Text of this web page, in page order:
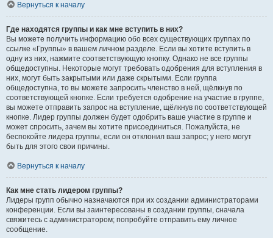
Вернуться к началу
Где находятся группы и как мне вступить в них?
Вы можете получить информацию обо всех существующих группах по
ссылке «Группы» в вашем личном разделе. Если вы хотите вступить в
одну из них, нажмите соответствующую кнопку. Однако не все группы
общедоступны. Некоторые могут требовать одобрения для вступления в
них, могут быть закрытыми или даже скрытыми. Если группа
общедоступна, то вы можете запросить членство в ней, щёлкнув по
соответствующей кнопке. Если требуется одобрение на участие в группе,
вы можете отправить запрос на вступление, щёлкнув по соответствующей
кнопке. Лидер группы должен будет одобрить ваше участие в группе и
может спросить, зачем вы хотите присоединиться. Пожалуйста, не
беспокойте лидера группы, если он отклонил ваш запрос; у него могут
быть для этого свои причины.
Вернуться к началу
Как мне стать лидером группы?
Лидеры групп обычно назначаются при их создании администраторами
конференции. Если вы заинтересованы в создании группы, сначала
свяжитесь с администратором; попробуйте отправить ему личное
сообщение.